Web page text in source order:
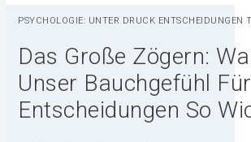
PSY­CHO­LO­GIE: UNTER DRUCK ENT­SCHEI­DUN­GEN
Das Große Zögern:
Unser Bauchgefühl
Entscheidungen So